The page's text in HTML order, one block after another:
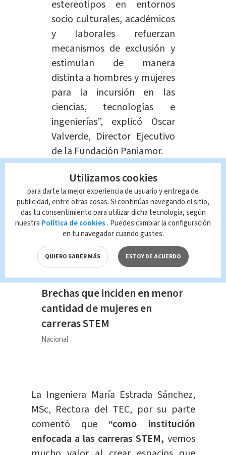
estereotipos en entornos
socio culturales, académicos
y laborales refuerzan
mecanismos de exclusión y
estimulan de manera
distinta a hombres y mujeres
para la incursión en las
ciencias, tecnologías e
ingenierías”, explicó Oscar
Valverde, Director Ejecutivo
de la Fundación Paniamor.
Video
Brechas que inciden en menor
cantidad de mujeres en
carreras STEM
Nacional
La Ingeniera María Estrada Sánchez,
MSc, Rectora del TEC, por su parte
comentó que“como institución
enfocada a las carreras STEM, vemos
Utilizamos cookies
para darte la mejor experiencia de usuario y entrega de
publicidad, entre otras cosas. Si continúas navegando el sitio,
das tu consentimiento para utilizar dicha tecnología, según
nuestra Política de cookies . Puedes cambiar la configuración
en tu navegador cuando gustes.
QUIERO SABER MÁS ESTOY DE ACUERDO